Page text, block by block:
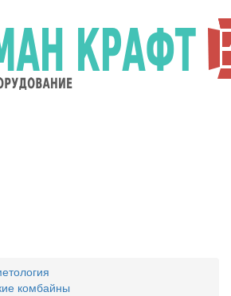
комбайны